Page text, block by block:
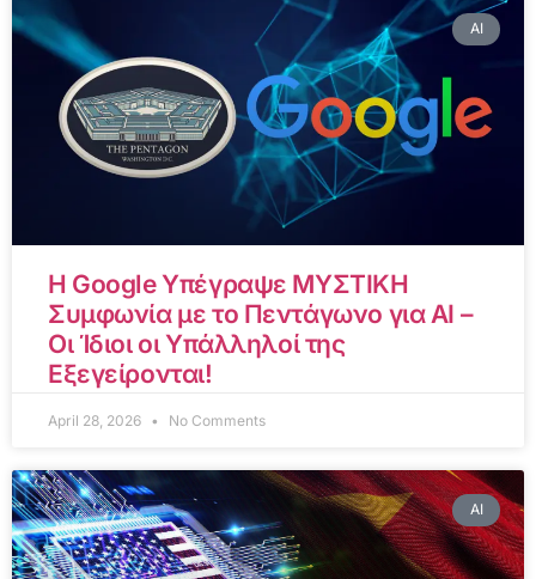
AI
Η Google Υπέγραψε ΜΥΣΤΙΚΗ
Συμφωνία με το Πεντάγωνο για AI –
Οι Ίδιοι οι Υπάλληλοί της
Εξεγείρονται!
April 28, 2026 No Comments
AI